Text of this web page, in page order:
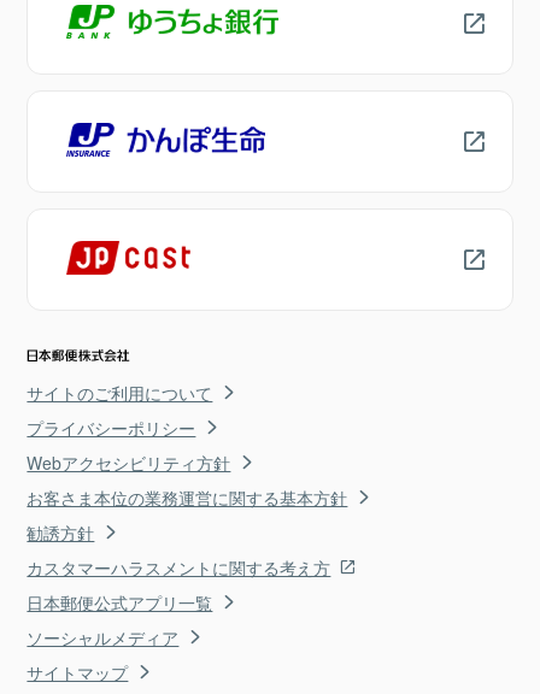
サイトのご利用について
プライバシーポリシー
Webアクセシビリティ方針
お客さま本位の業務運営に関する基本方針
勧誘方針
カスタマーハラスメントに関する考え方
日本郵便公式アプリ一覧
ソーシャルメディア
サイトマップ